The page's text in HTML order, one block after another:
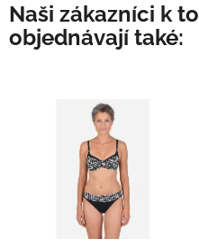
Naši zákazníci k
objednávají také: